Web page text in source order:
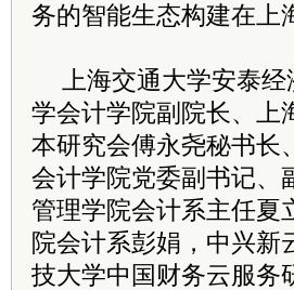
务的智能生态构建在上
上海交通大学安泰
学会计学院副院长、上
本研究会傅永尧秘书长
会计学院党委副书记、
管理学院会计系主任夏
院会计系彭娟，中兴新
技大学中国财务云服务